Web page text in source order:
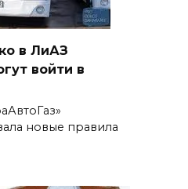
в ЛиАЗ
войти в
новые правила